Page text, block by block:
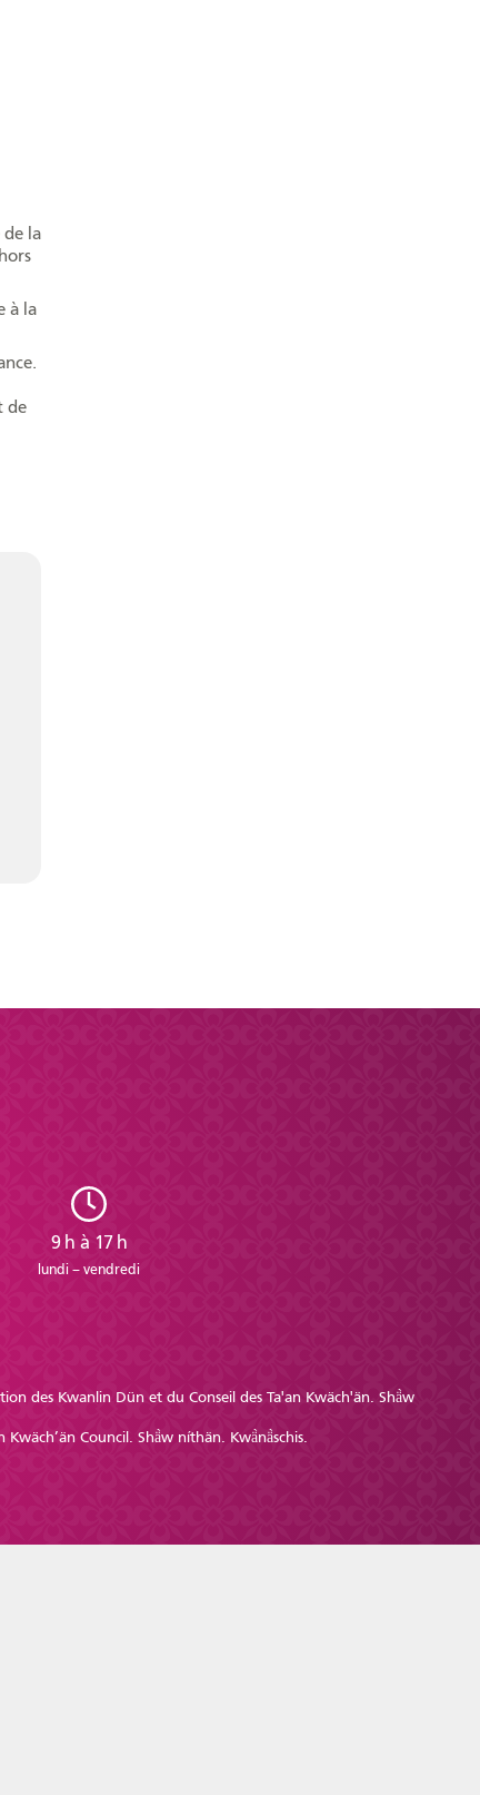
la
à la
de
9 h à 17 h
lundi – vendredi
des Kwanlin Dün et du Conseil des Ta'an Kwäch'än. Shä̀w
Council. Shä̀w níthän. Kwä̀nä̀schis.